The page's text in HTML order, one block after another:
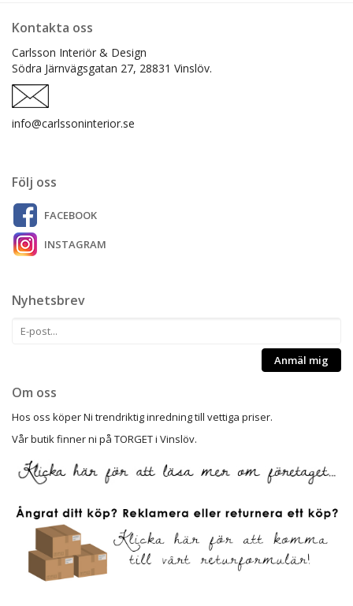
Kontakta oss
Carlsson Interiör & Design
Södra Järnvägsgatan 27, 28831 Vinslöv.
info@carlssoninterior.se
Följ oss
FACEBOOK
INSTAGRAM
Nyhetsbrev
Anmäl mig
Om oss
Hos oss köper Ni trendriktig inredning till vettiga priser.
Vår butik finner ni på TORGET i Vinslöv.